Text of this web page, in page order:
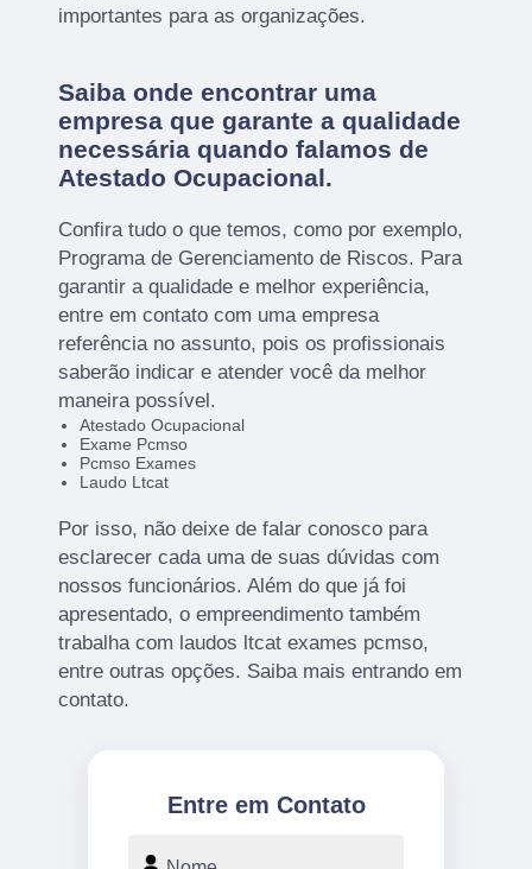
importantes para as organizações.
Saiba onde encontrar uma
empresa que garante a qualidade
necessária quando falamos de
Atestado Ocupacional.
Confira tudo o que temos, como por exemplo,
Programa de Gerenciamento de Riscos. Para
garantir a qualidade e melhor experiência,
entre em contato com uma empresa
referência no assunto, pois os profissionais
saberão indicar e atender você da melhor
maneira possível.
Atestado Ocupacional
Exame Pcmso
Pcmso Exames
Laudo Ltcat
Por isso, não deixe de falar conosco para
esclarecer cada uma de suas dúvidas com
nossos funcionários. Além do que já foi
apresentado, o empreendimento também
trabalha com laudos ltcat exames pcmso,
entre outras opções. Saiba mais entrando em
contato.
Entre em Contato